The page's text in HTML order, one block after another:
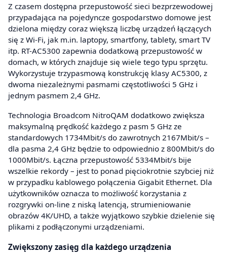
Z czasem dostępna przepustowość sieci bezprzewodowej
przypadająca na pojedyncze gospodarstwo domowe jest
dzielona między coraz większą liczbę urządzeń łączących
się z Wi-Fi, jak m.in. laptopy, smartfony, tablety, smart TV
itp. RT-AC5300 zapewnia dodatkową przepustowość w
domach, w których znajduje się wiele tego typu sprzętu.
Wykorzystuje trzypasmową konstrukcję klasy AC5300, z
dwoma niezależnymi pasmami częstotliwości 5 GHz i
jednym pasmem 2,4 GHz.
Technologia Broadcom NitroQAM dodatkowo zwiększa
maksymalną prędkość każdego z pasm 5 GHz ze
standardowych 1734Mbit/s do zawrotnych 2167Mbit/s –
dla pasma 2,4 GHz będzie to odpowiednio z 800Mbit/s do
1000Mbit/s. Łączna przepustowość 5334Mbit/s bije
wszelkie rekordy – jest to ponad pięciokrotnie szybciej niż
w przypadku kablowego połączenia Gigabit Ethernet. Dla
użytkowników oznacza to możliwość korzystania z
rozgrywki on-line z niską latencją, strumieniowanie
obrazów 4K/UHD, a także wyjątkowo szybkie dzielenie się
plikami z podłączonymi urządzeniami.
Zwiększony zasięg dla każdego urządzenia